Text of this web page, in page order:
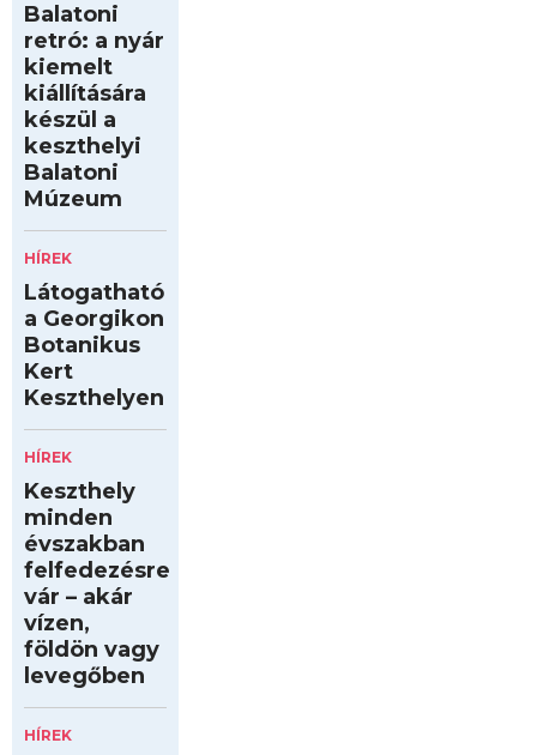
Balatoni
retró: a nyár
kiemelt
kiállítására
készül a
keszthelyi
Balatoni
Múzeum
HÍREK
Látogatható
a Georgikon
Botanikus
Kert
Keszthelyen
HÍREK
Keszthely
minden
évszakban
felfedezésre
vár – akár
vízen,
földön vagy
levegőben
HÍREK